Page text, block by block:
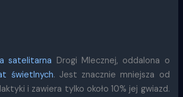
satelitarna Drogi Mlecznej, oddalona o
świetlnych. Jest znacznie mniejsza od
i zawiera tylko około 10% jej gwiazd.